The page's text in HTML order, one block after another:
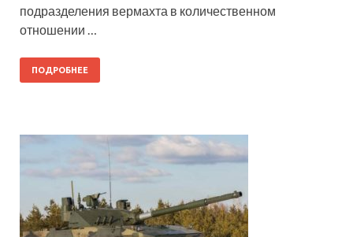
подразделения вермахта в количественном
отношении …
ПОДРОБНЕЕ